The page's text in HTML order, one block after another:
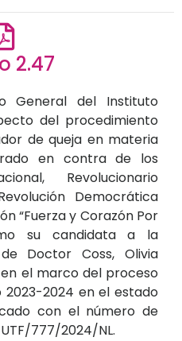
2.47
General del Instituto
del procedimiento
de queja en materia
en contra de los
Revolucionario
Democrática
“Fuerza y Corazón Por
su candidata a la
Doctor Coss, Olivia
el marco del proceso
2024 en el estado
con el número de
777/2024/NL.